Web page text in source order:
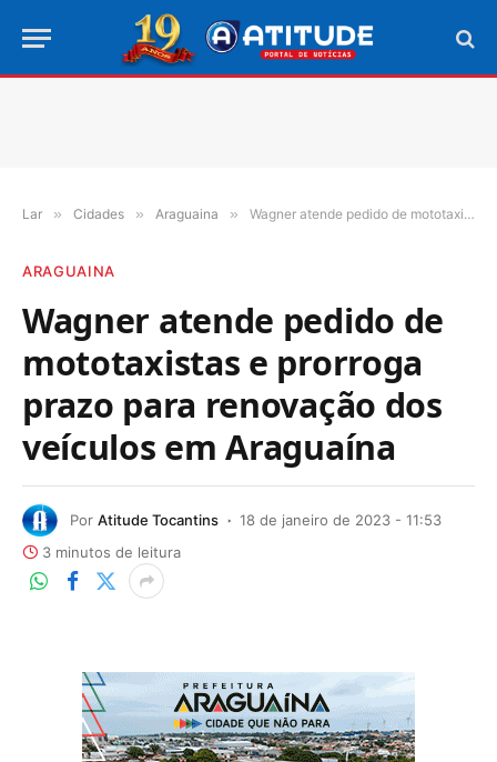
Lar » Cidades » Araguaina » Wagner atende pedido de mototaxistas e prorroga prazo para renovação dos veículos em Araguaína
ARAGUAINA
Wagner atende pedido de
mototaxistas e prorroga
prazo para renovação dos
veículos em Araguaína
Por Atitude Tocantins
18 de janeiro de 2023 - 11:53
3 minutos de leitura